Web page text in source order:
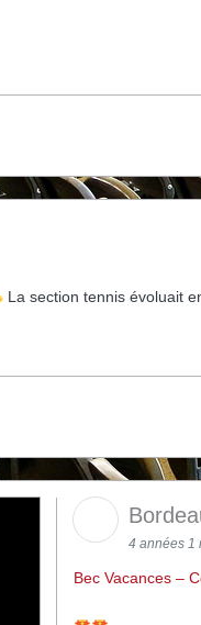
La section tennis évoluait
4 années 1
Bec Vacances –